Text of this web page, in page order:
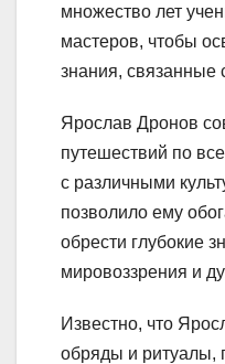
множество лет
мастеров, чтобы
знания, связанные
Ярослав Дронов
путешествий по
с различными
позволило ему
обрести глубокие
мировоззрения и
Известно, что
обряды и ритуалы,